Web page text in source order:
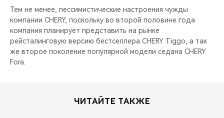
Тем не менее, пессимистические настроения чужды
компании CHERY, поскольку во второй половине года
компания планирует представить на рынке
рейсталинговую версию бестселлера CHERY Tiggo, а так
же второе поколение популярной модели седана CHERY
Fora.
ЧИТАЙТЕ ТАКЖЕ